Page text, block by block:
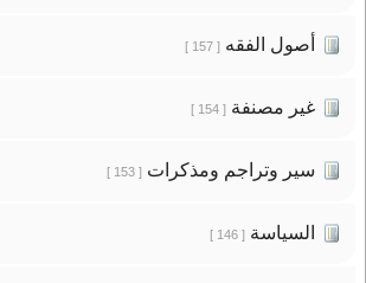
أصول الفقه[ 157 ]
غير مصنفة[ 154 ]
سير وتراجم ومذكرات[ 153 ]
السياسة[ 146 ]